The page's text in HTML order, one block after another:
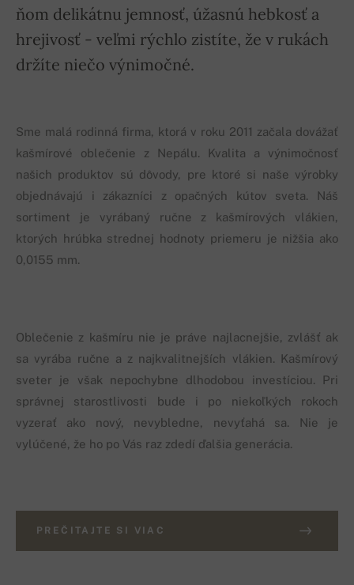
ňom delikátnu jemnosť, úžasnú hebkosť a
hrejivosť - veľmi rýchlo zistíte, že v rukách
držíte niečo výnimočné.
Sme malá rodinná firma, ktorá v roku 2011 začala dovážať
kašmírové oblečenie z Nepálu. Kvalita a výnimočnosť
našich produktov sú dôvody, pre ktoré si naše výrobky
objednávajú i zákazníci z opačných kútov sveta. Náš
sortiment je vyrábaný ručne z kašmírových vlákien,
ktorých hrúbka strednej hodnoty priemeru je nižšia ako
0,0155 mm.
Oblečenie z kašmíru nie je práve najlacnejšie, zvlášť ak
sa vyrába ručne a z najkvalitnejších vlákien. Kašmírový
sveter je však nepochybne dlhodobou investíciou. Pri
správnej starostlivosti bude i po niekoľkých rokoch
vyzerať ako nový, nevybledne, nevyťahá sa. Nie je
vylúčené, že ho po Vás raz zdedí ďalšia generácia.
PREČITAJTE SI VIAC